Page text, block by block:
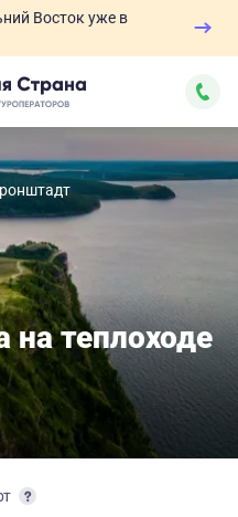
Восток уже в
на теплоходе